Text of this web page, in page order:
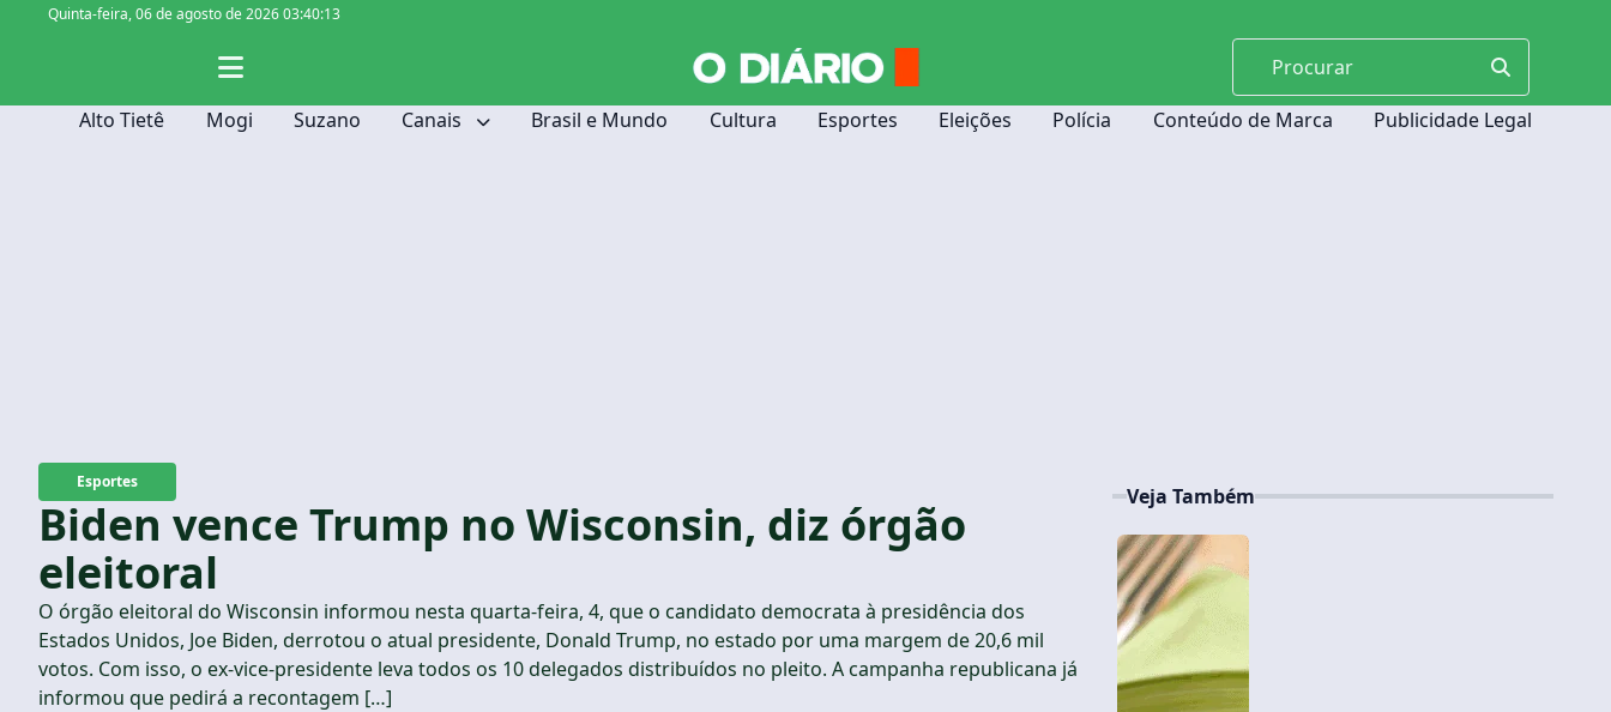
Quinta-feira,06 de agosto de 2026 03:40:14
Alto Tietê Mogi Suzano Canais Brasil e Mundo Cultura Esportes Eleições Polícia Conteúdo de Marca Publicidade Legal
Esportes
Biden vence Trump no Wisconsin, diz órgão
eleitoral
O órgão eleitoral do Wisconsin informou nesta quarta-feira, 4, que o candidato democrata à presidência dos
Estados Unidos, Joe Biden, derrotou o atual presidente, Donald Trump, no estado por uma margem de 20,6 mil
votos. Com isso, o ex-vice-presidente leva todos os 10 delegados distribuídos no pleito. A campanha republicana já
informou que pedirá a recontagem […]
Veja Também